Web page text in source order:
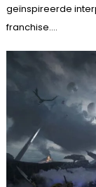
geïnspireerde
franchise....